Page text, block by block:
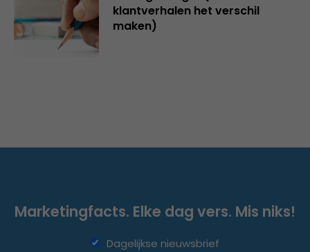
klantverhalen het verschil
maken)
Marketingfacts. Elke dag vers. Mis niks!
Dagelijkse nieuwsbrief